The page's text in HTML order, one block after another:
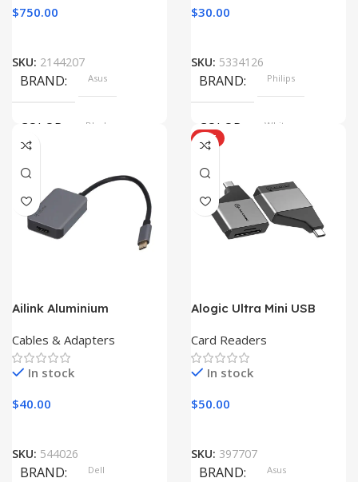
$750.00
SKU: 2144207
BRAND Asus
COLOR Black
$30.00
SKU: 5334126
BRAND Philips
COLOR White
SIZE
Ailink Aluminium
Cables & Adapters
In stock
$40.00
SKU: 544026
BRAND Dell
HOT
Alogic Ultra Mini USB
Card Readers
In stock
$50.00
SKU: 397707
BRAND Asus